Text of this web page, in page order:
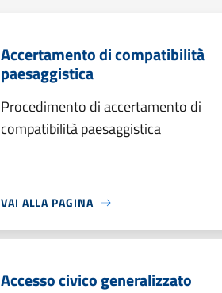
Accertamento di compatibilità
paesaggistica
Procedimento di accertamento di
compatibilità paesaggistica
VAI ALLA PAGINA
Accesso civico generalizzato